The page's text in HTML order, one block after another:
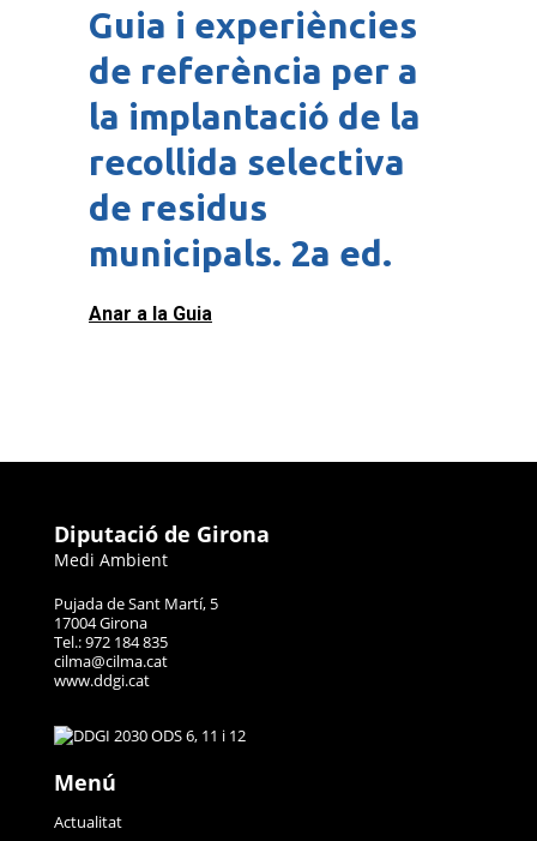
Guia i experiències
de referència per a
la implantació de la
recollida selectiva
de residus
municipals. 2a ed.
Anar a la Guia
Diputació de Girona
Medi Ambient
Pujada de Sant Martí, 5
17004 Girona
Tel.: 972 184 835
cilma@cilma.cat
www.ddgi.cat
Menú
Actualitat